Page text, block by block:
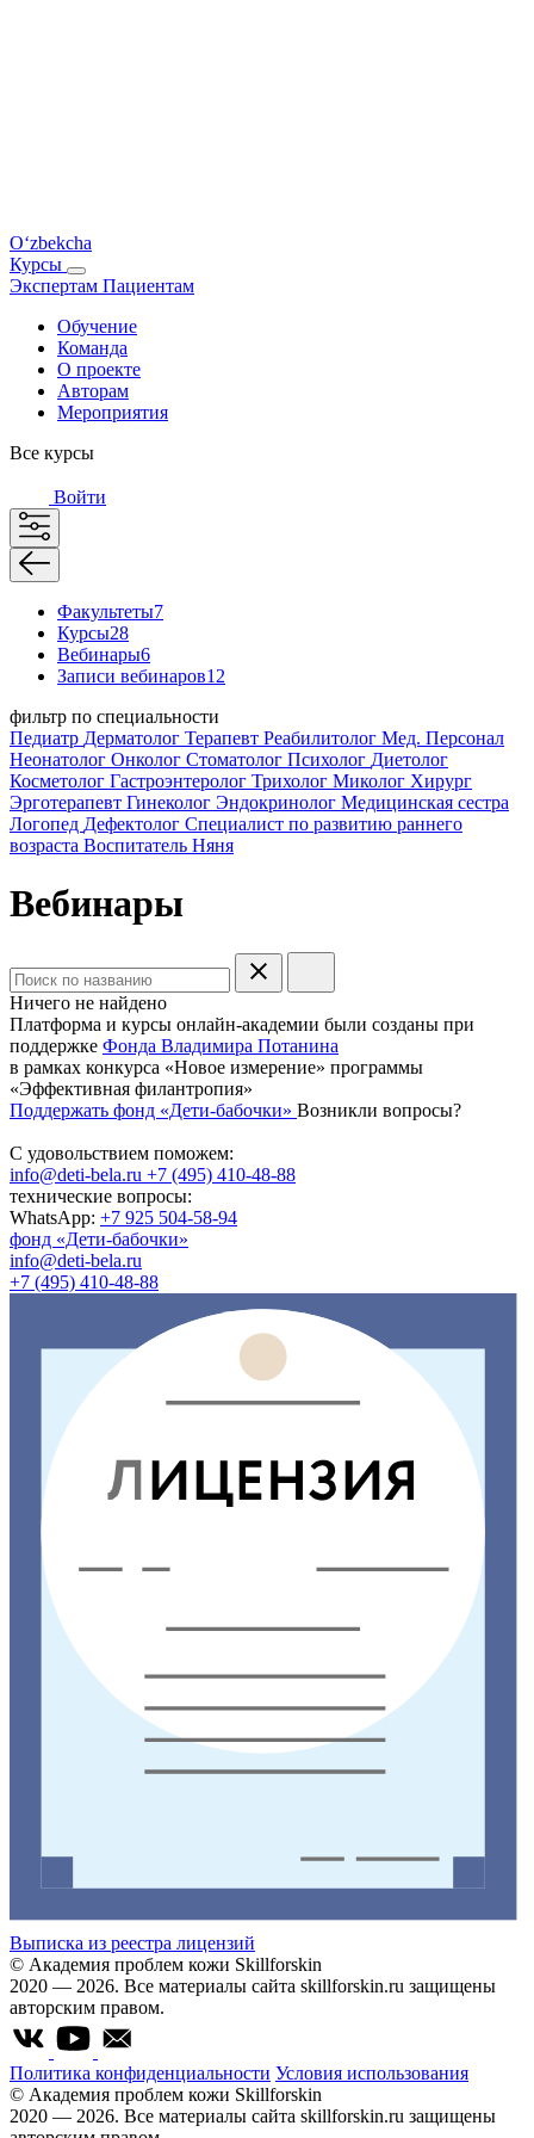
O‘zbekcha
Курсы
Экспертам Пациентам
Обучение
Команда
О проекте
Авторам
Мероприятия
Все курсы
Войти
Факультеты7
Курсы28
Вебинары6
Записи вебинаров12
фильтр по специальности
Педиатр Дерматолог Терапевт Реабилитолог Мед. Персонал
Неонатолог Онколог Стоматолог Психолог Диетолог
Косметолог Гастроэнтеролог Трихолог Миколог Хирург
Эрготерапевт Гинеколог Эндокринолог Медицинская сестра
Логопед Дефектолог Специалист по развитию раннего
возраста Воспитатель Няня
Вебинары
Ничего не найдено
Платформа и курсы онлайн-академии были созданы при
поддержке Фонда Владимира Потанина
в рамках конкурса «Новое измерение» программы
«Эффективная филантропия»
Поддержать фонд «Дети-бабочки» Возникли вопросы?
С удовольствием поможем:
info@deti-bela.ru +7 (495) 410-48-88
технические вопросы:
WhatsApp: +7 925 504-58-94
фонд «Дети-бабочки»
info@deti-bela.ru
+7 (495) 410-48-88
Выписка из реестра лицензий
© Академия проблем кожи Skillforskin
2020 — 2026. Все материалы сайта skillforskin.ru защищены
авторским правом.
Политика конфиденциальности Условия использования
© Академия проблем кожи Skillforskin
2020 — 2026. Все материалы сайта skillforskin.ru защищены